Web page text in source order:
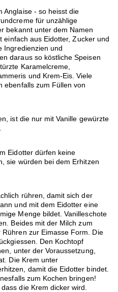
Anglaise - so heisst die
für unzählige
bekannt unter dem Namen
einfach aus Eidotter, Zucker und
Ingredienzien und
daraus so köstliche Speisen
Karamelcreme,
und Krem-Eis. Viele
ebenfalls zum Füllen von
ist die nur mit Vanille gewürzte
Eidotter dürfen keine
sie würden bei dem Erhitzen
rühren, damit sich der
und mit dem Eidotter eine
Menge bildet. Vanilleschote
Beides mit der Milch zum
zur Eimasse Form. Die
Den Kochtopf
unter der Voraussetzung,
Die Krem unter
damit die Eidotter bindet.
zum Kochen bringen!
die Krem dicker wird.